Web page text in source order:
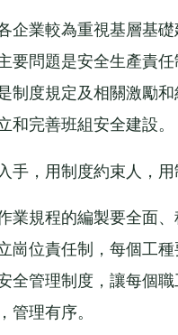
業較為重視基層基礎
要問題是安全生產責
制度規定及相關激勵
和完善班組安全建設。
，用制度約束人，用
規程的編製要全面、
崗位責任制，每個工
全管理制度，讓每個
管理有序。